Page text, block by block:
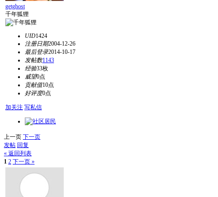
getghost
千年狐狸
UID1424
注册日期2004-12-26
最后登录2014-10-17
发帖数1143
经验33枚
威望0点
贡献值10点
好评度0点
加关注 写私信
上一页 下一页
发帖 回复
« 返回列表
1 2 下一页 »